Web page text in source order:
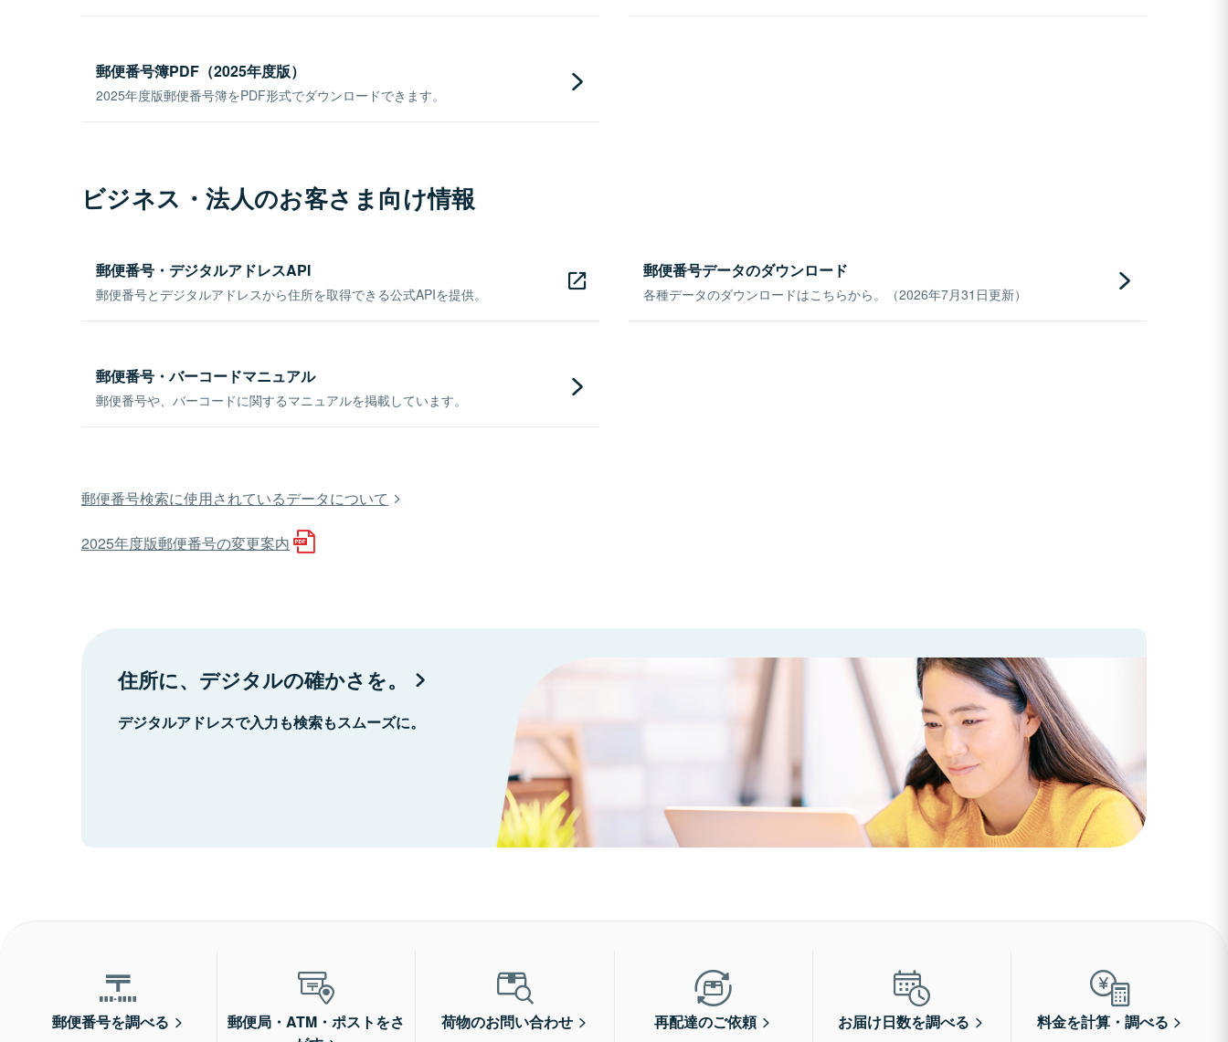
郵便番号簿PDF（2025年度版）
2025年度版郵便番号簿をPDF形式でダウンロードできます。
ビジネス・法人のお客さま向け情報
郵便番号・デジタルアドレスAPI
郵便番号とデジタルアドレスから住所を取得できる公式APIを提供。
郵便番号データのダウンロード
各種データのダウンロードはこちらから。（2026年7月31日更新）
郵便番号・バーコードマニュアル
郵便番号や、バーコードに関するマニュアルを掲載しています。
郵便番号検索に使用されているデータについて
2025年度版郵便番号の変更案内
住所に、デジタルの確かさを。
デジタルアドレスで入力も検索もスムーズに。
郵便番号を調べる
郵便局・ATM・ポストをさ
荷物のお問い合わせ 再配達のご依頼 お届け日数を調べる 料金を計算・調べる